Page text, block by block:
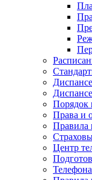
Порядок
Права и
Правила
Центр